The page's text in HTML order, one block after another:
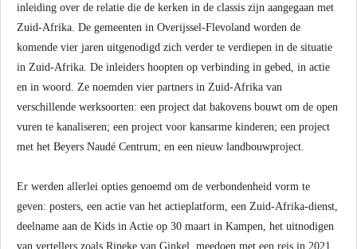
inleiding over de relatie die de kerken in de classis zijn aangegaan met
Zuid-Afrika. De gemeenten in Overijssel-Flevoland worden de
komende vier jaren uitgenodigd zich verder te verdiepen in de situatie
in Zuid-Afrika. De inleiders hoopten op verbinding in gebed, in actie
en in woord. Ze noemden vier partners in Zuid-Afrika van
verschillende werksoorten: een project dat bakovens bouwt om de open
vuren te kanaliseren; een project voor kansarme kinderen; een project
met het Beyers Naudé Centrum; en een nieuw landbouwproject.
Er werden allerlei opties genoemd om de verbondenheid vorm te
geven: posters, een actie van het actieplatform, een Zuid-Afrika-dienst,
deelname aan de Kids in Actie op 30 maart in Kampen, het uitnodigen
van vertellers zoals Rineke van Ginkel, meedoen met een reis in 2021,